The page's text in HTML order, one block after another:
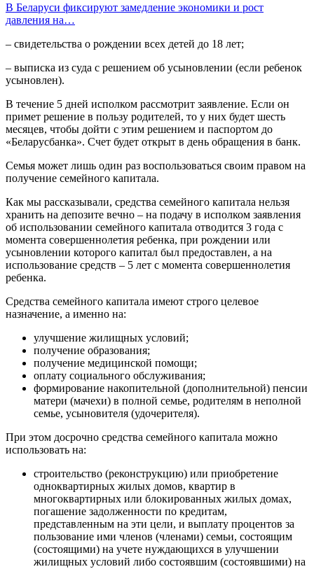
В Беларуси фиксируют замедление экономики и рост
давления на…
– свидетельства о рождении всех детей до 18 лет;
– выписка из суда с решением об усыновлении (если ребенок
усыновлен).
В течение 5 дней исполком рассмотрит заявление. Если он
примет решение в пользу родителей, то у них будет шесть
месяцев, чтобы дойти с этим решением и паспортом до
«Беларусбанка». Счет будет открыт в день обращения в банк.
Семья может лишь один раз воспользоваться своим правом на
получение семейного капитала.
Как мы рассказывали, средства семейного капитала нельзя
хранить на депозите вечно – на подачу в исполком заявления
об использовании семейного капитала отводится 3 года с
момента совершеннолетия ребенка, при рождении или
усыновлении которого капитал был предоставлен, а на
использование средств – 5 лет с момента совершеннолетия
ребенка.
Средства семейного капитала имеют строго целевое
назначение, а именно на:
улучшение жилищных условий;
получение образования;
получение медицинской помощи;
оплату социального обслуживания;
формирование накопительной (дополнительной) пенсии
матери (мачехи) в полной семье, родителям в неполной
семье, усыновителя (удочерителя).
При этом досрочно средства семейного капитала можно
использовать на:
строительство (реконструкцию) или приобретение
одноквартирных жилых домов, квартир в
многоквартирных или блокированных жилых домах,
погашение задолженности по кредитам,
представленным на эти цели, и выплату процентов за
пользование ими членов (членами) семьи, состоящим
(состоящими) на учете нуждающихся в улучшении
жилищных условий либо состоявшим (состоявшими) на